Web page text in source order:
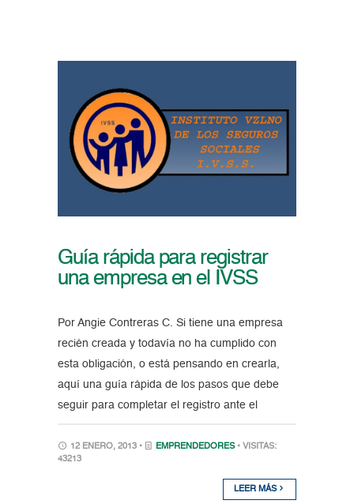
Guía rápida para registrar
una empresa en el IVSS
Por Angie Contreras C. Si tiene una empresa
recién creada y todavía no ha cumplido con
esta obligación, o está pensando en crearla,
aquí una guía rápida de los pasos que debe
seguir para completar el registro ante el
12 ENERO, 2013 • EMPRENDEDORES • VISITAS:
43213
LEER MÁS